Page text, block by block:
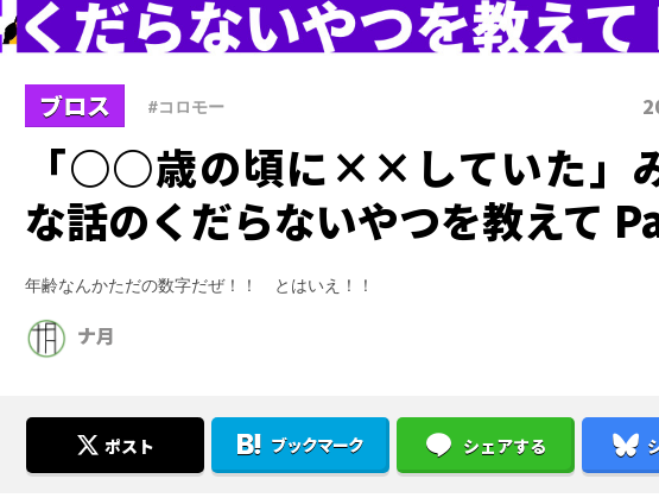
ブロス #コロモー
「○○歳の頃に××していた」
な話のくだらないやつを教えて
年齢なんかただの数字だぜ！！ とはいえ！！
ナ月
ポスト ブックマーク シェアする